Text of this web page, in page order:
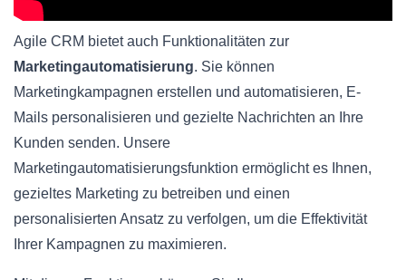
Agile CRM bietet auch Funktionalitäten zur
Marketingautomatisierung. Sie können
Marketingkampagnen erstellen und automatisieren, E-
Mails personalisieren und gezielte Nachrichten an Ihre
Kunden senden. Unsere
Marketingautomatisierungsfunktion ermöglicht es Ihnen,
gezieltes Marketing zu betreiben und einen
personalisierten Ansatz zu verfolgen, um die Effektivität
Ihrer Kampagnen zu maximieren.